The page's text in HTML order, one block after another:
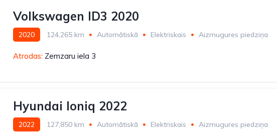
Volkswagen ID3 2020
2020 124,265 km Automātiskā Elektriskais Aizmugures piedziņa
Atrodas: Zemzaru iela 3
Hyundai Ioniq 2022
2022 127,850 km Automātiskā Elektriskais Aizmugures piedziņa